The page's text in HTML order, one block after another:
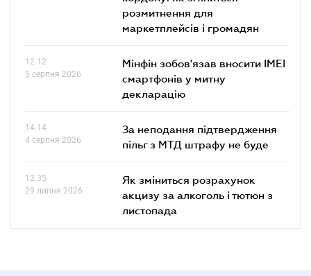
розмитнення для
маркетплейсів і громадян
12.12
5 серпня 2026
Мінфін зобов'язав вносити IMEI
смартфонів у митну
декларацію
14.14
4 серпня 2026
За неподання підтвердження
пільг з МТД штрафу не буде
12.35
29 липня 2026
Як зміниться розрахунок
акцизу за алкоголь і тютюн з
листопада